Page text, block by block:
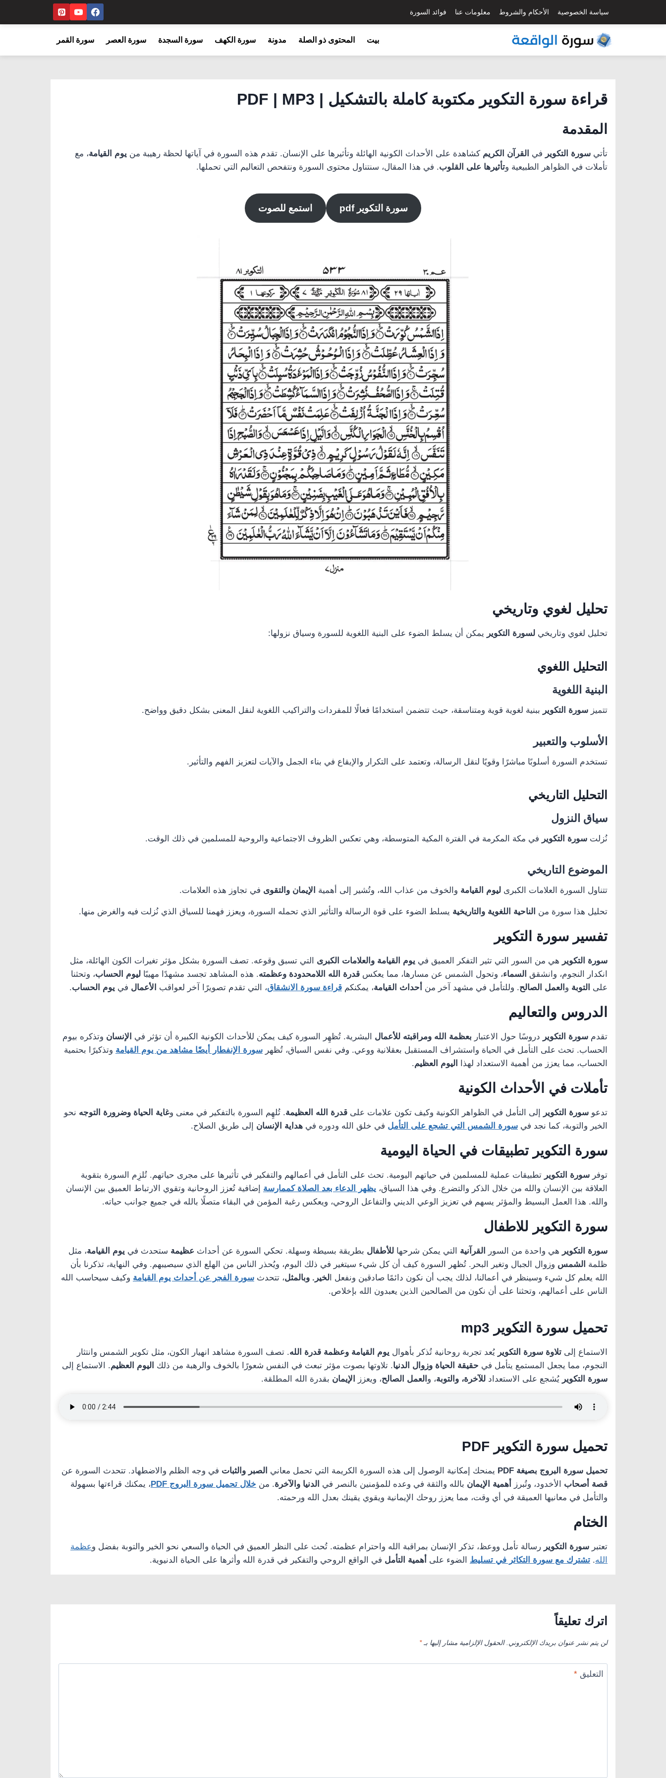
سياسة الخصوصية الأحكام والشروط معلومات عنا فوائد السورة
بيت المحتوى ذو الصلة مدونة سورة الكهف سورة السجدة سورة العصر سورة القمر
قراءة سورة التكوير مكتوبة كاملة بالتشكيل | PDF | MP3
المقدمة
تأتي سورة التكوير في القرآن الكريم كشاهدة على الأحداث الكونية الهائلة وتأثيرها على الإنسان. تقدم هذه السورة في آياتها لحظة رهيبة من يوم القيامة، مع
تأملات في الظواهر الطبيعية وتأثيرها على القلوب. في هذا المقال، سنتناول محتوى السورة ونتفحص التعاليم التي تحملها.
سورة التكوير pdf استمع للصوت
تحليل لغوي وتاريخي
تحليل لغوي وتاريخي لسورة التكوير يمكن أن يسلط الضوء على البنية اللغوية للسورة وسياق نزولها:
التحليل اللغوي
البنية اللغوية
تتميز سورة التكوير ببنية لغوية قوية ومتناسقة، حيث تتضمن استخدامًا فعالًا للمفردات والتراكيب اللغوية لنقل المعنى بشكل دقيق وواضح.
الأسلوب والتعبير
تستخدم السورة أسلوبًا مباشرًا وقويًا لنقل الرسالة، وتعتمد على التكرار والإيقاع في بناء الجمل والآيات لتعزيز الفهم والتأثير.
التحليل التاريخي
سياق النزول
نُزلت سورة التكوير في مكة المكرمة في الفترة المكية المتوسطة، وهي تعكس الظروف الاجتماعية والروحية للمسلمين في ذلك الوقت.
الموضوع التاريخي
تتناول السورة العلامات الكبرى ليوم القيامة والخوف من عذاب الله، وتُشير إلى أهمية الإيمان والتقوى في تجاوز هذه العلامات.
تحليل هذا سورة من الناحية اللغوية والتاريخية يسلط الضوء على قوة الرسالة والتأثير الذي تحمله السورة، ويعزز فهمنا للسياق الذي نُزلت فيه والغرض منها.
تفسير سورة التكوير
سورة التكوير هي من السور التي تثير التفكر العميق في يوم القيامة والعلامات الكبرى التي تسبق وقوعه. تصف السورة بشكل مؤثر تغيرات الكون الهائلة، مثل
انكدار النجوم، وانشقق السماء، وتحول الشمس عن مسارها، مما يعكس قدرة الله اللامحدودة وعظمته. هذه المشاهد تجسد مشهدًا مهيبًا ليوم الحساب، وتحثنا
على التوبة و العمل الصالح. وللتأمل في مشهد آخر من أحداث القيامة، يمكنكم قراءة سورة الانشقاق، التي تقدم تصويرًا آخر لعواقب الأعمال في يوم الحساب.
الدروس والتعاليم
تقدم سورة التكوير دروسًا حول الاعتبار بعظمة الله ومراقبته للأعمال البشرية. تُظهِر السورة كيف يمكن للأحداث الكونية الكبيرة أن تؤثر في الإنسان وتذكره بيوم
الحساب. تحث على التأمل في الحياة واستشراف المستقبل بعقلانية ووعي. وفي نفس السياق، تُظهر سورة الإنفطار أيضًا مشاهد من يوم القيامة وتذكيرًا بحتمية
الحساب، مما يعزز من أهمية الاستعداد لهذا
اليوم العظيم.
تأملات في الأحداث الكونية
تدعو سورة التكوير إلى التأمل في الظواهر الكونية وكيف تكون علامات على قدرة الله العظيمة. تُلهِم السورة بالتفكير في معنى وغاية الحياة وضرورة التوجه نحو
الخير والتوبة، كما نجد في سورة الشمس التي تشجع على التأمل في خلق الله ودوره في هداية الإنسان إلى طريق الصلاح.
سورة التكوير تطبيقات في الحياة اليومية
توفر سورة التكوير تطبيقات عملية للمسلمين في حياتهم اليومية. تحث على التأمل في أعمالهم والتفكير في تأثيرها على مجرى حياتهم. تُلزِم السورة بتقوية
العلاقة بين الإنسان والله من خلال الذكر والتضرع. وفي هذا السياق، يظهر الدعاء بعد الصلاة كممارسة إضافية تُعزز الروحانية وتقوي الارتباط العميق بين الإنسان
والله. هذا العمل البسيط والمؤثر يسهم في تعزيز الوعي الديني والتفاعل الروحي، ويعكس رغبة المؤمن في البقاء متصلًا بالله في جميع جوانب حياته.
سورة التكوير للاطفال
سورة التكوير هي واحدة من السور القرآنية التي يمكن شرحها للأطفال بطريقة بسيطة وسهلة. تحكي السورة عن أحداث عظيمة ستحدث في يوم القيامة، مثل
ظلمة الشمس وزوال الجبال وتغير البحر. تُظهر السورة كيف أن كل شيء سيتغير في ذلك اليوم، ويُحذر الناس من الهلع الذي سيصيبهم. وفي النهاية، تذكرنا بأن
الله يعلم كل شيء وسينظر في أعمالنا، لذلك يجب أن نكون دائمًا صادقين ونفعل ا لخير. وبالمثل، تتحدث سورة الفجر عن أحداث يوم القيامة وكيف سيحاسب الله
الناس على أعمالهم، وتحثنا على أن نكون من الصالحين الذين يعبدون الله بإخلاص.
تحميل سورة التكوير
الاستماع إلى تلاوة سورة التكوير يُعد تجربة روحانية تُذكر بأهوال يوم القيامة وعظمة قدرة الله. تصف السورة مشاهد انهيار الكون، مثل تكوير الشمس وانتثار
النجوم، مما يجعل المستمع يتأمل في حقيقة الحياة وزوال الدنيا. تلاوتها بصوت مؤثر تبعث في النفس شعورًا بالخوف والرهبة من ذلك اليوم العظيم. الاستماع إلى
سورة التكوير يُشجع على الاستعداد للآخرة، والتوبة، و العمل الصالح، ويعزز الإيمان بقدرة الله المطلقة.
تحميل سورة التكوير PDF
تحميل سورة البروج بصيغة PDF يمنحك إمكانية الوصول إلى هذه السورة الكريمة التي تحمل معاني الصبر والثبات في وجه الظلم والاضطهاد. تتحدث السورة عن
قصة أصحاب الأخدود، وتُبرز أهمية الإيمان بالله والثقة في وعده للمؤمنين بالنصر في الدنيا والآخرة. من خلال تحميل سورة البروج PDF
، يمكنك قراءتها بسهولة
والتأمل في معانيها العميقة في أي وقت، مما يعزز روحك الإيمانية ويقوي يقينك بعدل الله ورحمته.
الختام
تعتبر سورة التكوير رسالة تأمل ووعظ، تذكر الإنسان بمراقبة الله واحترام عظمته. تُحث على النظر العميق في الحياة والسعي نحو الخير والتوبة بفضل وعظمة
الله. تشترك مع سورة التكاثر في تسليط الضوء على أهمية التأمل في الواقع الروحي والتفكير في قدرة الله وأثرها على الحياة الدنيوية.
اترك تعليقاً
لن يتم نشر عنوان بريدك الإلكتروني. الحقول الإلزامية مشار إليها بـ*
التعليق*